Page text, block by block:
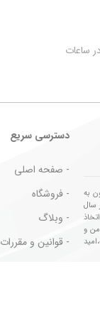
ساعات
از سال ۱۳۸۶ تا کنون به
سال
و
دسترسی سریع
- صفحه اصلی
- فروشگاه
- وبلاگ
- قوانین و مقررات